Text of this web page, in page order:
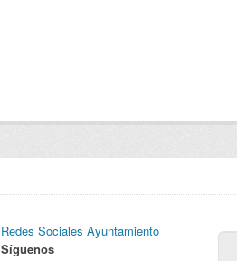
Redes Sociales Ayuntamiento
Síguenos